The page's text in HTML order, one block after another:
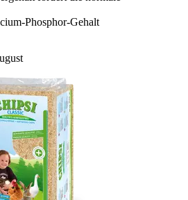
Phosphor-Gehalt